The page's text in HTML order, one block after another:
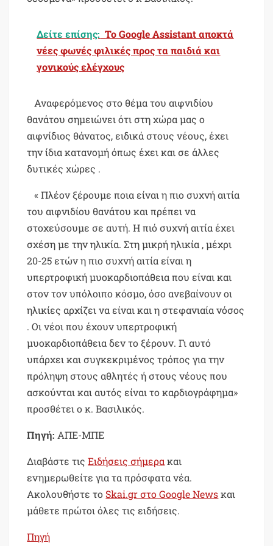
Δείτε επίσης: Το Google Assistant αποκτά
νέες φωνές φιλικές προς τα παιδιά και
γονικούς ελέγχους
Αναφερόμενος στο θέμα του αιφνιδίου
θανάτου σημειώνει ότι στη χώρα μας ο
αιφνίδιος θάνατος, ειδικά στους νέους, έχει
την ίδια κατανομή όπως έχει και σε άλλες
δυτικές χώρες .
« Πλέον ξέρουμε ποια είναι η πιο συχνή αιτία
του αιφνιδίου θανάτου και πρέπει να
στοχεύσουμε σε αυτή. Η πιό συχνή αιτία έχει
σχέση με την ηλικία. Στη μικρή ηλικία , μέχρι
20-25 ετών η πιο συχνή αιτία είναι η
υπερτροφική μυοκαρδιοπάθεια που είναι και
στον τον υπόλοιπο κόσμο, όσο ανεβαίνουν οι
ηλικίες αρχίζει να είναι και η στεφανιαία νόσος
. Οι νέοι που έχουν υπερτροφική
μυοκαρδιοπάθεια δεν το ξέρουν. Γι αυτό
υπάρχει και συγκεκριμένος τρόπος για την
πρόληψη στους αθλητές ή στους νέους που
ασκούνται και αυτός είναι το καρδιογράφημα»
προσθέτει ο κ. Βασιλικός.
Πηγή: ΑΠΕ-ΜΠΕ
Διαβάστε τιςΕιδήσεις σήμερακαι
ενημερωθείτε για τα πρόσφατα νέα.
Ακολουθήστε το Skai.gr στο Google Newsκαι
μάθετε πρώτοι όλες τις ειδήσεις.
Πηγή